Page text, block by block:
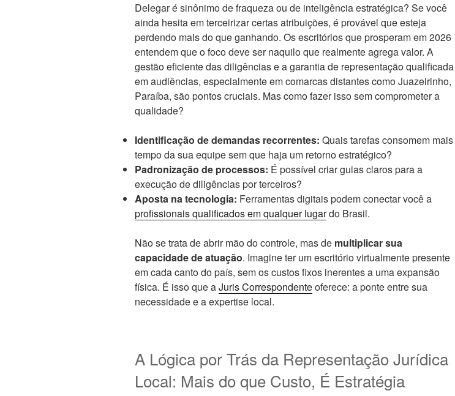
Delegar é sinônimo de fraqueza ou de inteligência estratégica? Se você
ainda hesita em terceirizar certas atribuições, é provável que esteja
perdendo mais do que ganhando. Os escritórios que prosperam em 2026
entendem que o foco deve ser naquilo que realmente agrega valor. A
gestão eficiente das diligências e a garantia de representação qualificada
em audiências, especialmente em comarcas distantes como Juazeirinho,
Paraíba, são pontos cruciais. Mas como fazer isso sem comprometer a
qualidade?
Identificação de demandas recorrentes: Quais tarefas consomem mais
tempo da sua equipe sem que haja um retorno estratégico?
Padronização de processos: É possível criar guias claros para a
execução de diligências por terceiros?
Aposta na tecnologia: Ferramentas digitais podem conectar você a
profissionais qualificados em qualquer lugardo Brasil.
Não se trata de abrir mão do controle, mas de multiplicar sua
capacidade de atuação. Imagine ter um escritório virtualmente presente
em cada canto do país, sem os custos fixos inerentes a uma expansão
física. É isso que aJuris Correspondenteoferece: a ponte entre sua
necessidade e a expertise local.
A Lógica por Trás da Representação Jurídica
Local: Mais do que Custo, É Estratégia